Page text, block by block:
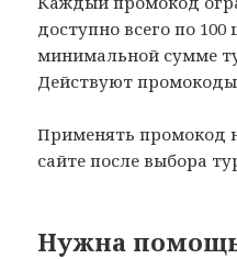
доступно всего по
минимальной сумме
Действуют промокоды
Применять промокод
сайте после выбора
Нужна